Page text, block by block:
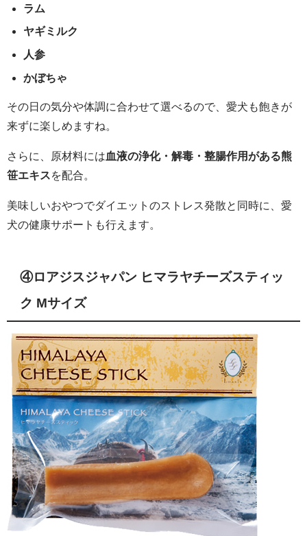
ラム
ヤギミルク
人参
かぼちゃ
その日の気分や体調に合わせて選べるので、愛犬も飽きが
来ずに楽しめますね。
さらに、原材料には血液の浄化・解毒・整腸作用がある熊
笹エキス を配合。
美味しいおやつでダイエットのストレス発散と同時に、愛
犬の健康サポートも行えます。
④ロアジスジャパン ヒマラヤチーズスティッ
ク Mサイズ